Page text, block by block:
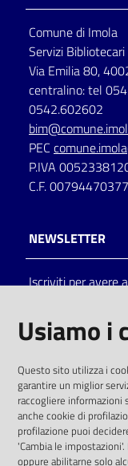
Comune di Imola
Servizi
Via Emilia 80,
centralino: tel
0542.602602
PEC
P.IVA
C.F. 00794470377
NEWSLETTER
Iscriviti per avere
solo alle
comunitaria
SOCIAL
Usiamo i
Questo sito utilizza i
garantire un miglior
raccogliere
anche cookie di
profilazione puoi
'Cambia le
oppure abilitarne solo